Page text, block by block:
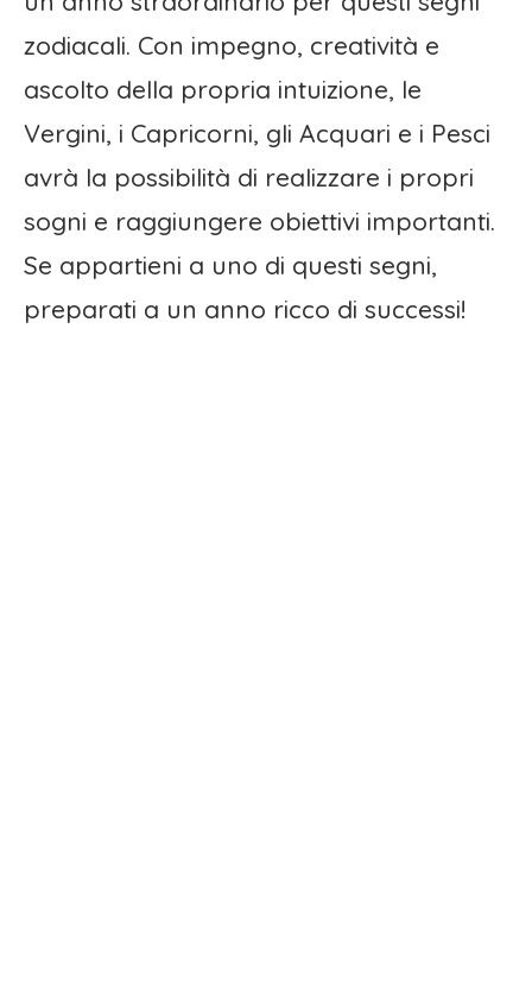
zodiacali. Con impegno, creatività e
ascolto della propria intuizione, le
Vergini, i Capricorni, gli Acquari e i Pesci
avrà la possibilità di realizzare i propri
sogni e raggiungere obiettivi importanti.
Se appartieni a uno di questi segni,
preparati a un anno ricco di successi!